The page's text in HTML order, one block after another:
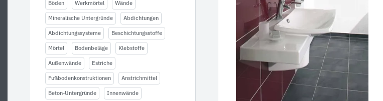
Böden Werkmörtel Wände
Mineralische Untergründe Abdichtungen
Abdichtungssysteme Beschichtungsstoffe
Mörtel Bodenbeläge Klebstoffe
Außenwände Estriche
Fußbodenkonstruktionen Anstrichmittel
Beton-Untergründe Innenwände